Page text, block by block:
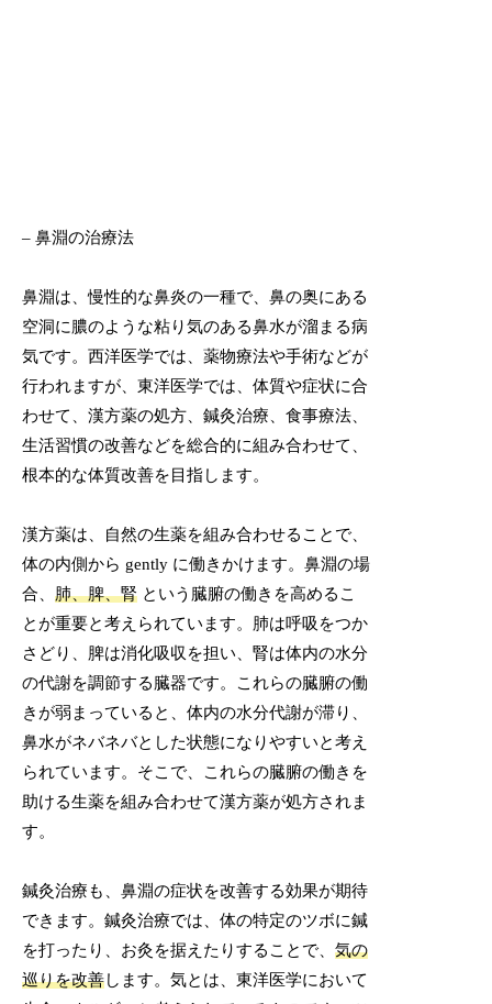
– 鼻淵の治療法
鼻淵は、慢性的な鼻炎の一種で、鼻の奥にある
空洞に膿のような粘り気のある鼻水が溜まる病
気です。西洋医学では、薬物療法や手術などが
行われますが、東洋医学では、体質や症状に合
わせて、漢方薬の処方、鍼灸治療、食事療法、
生活習慣の改善などを総合的に組み合わせて、
根本的な体質改善を目指します。
漢方薬は、自然の生薬を組み合わせることで、
体の内側から gently に働きかけます。鼻淵の場
合、肺、脾、腎 という臓腑の働きを高めるこ
とが重要と考えられています。肺は呼吸をつか
さどり、脾は消化吸収を担い、腎は体内の水分
の代謝を調節する臓器です。これらの臓腑の働
きが弱まっていると、体内の水分代謝が滞り、
鼻水がネバネバとした状態になりやすいと考え
られています。そこで、これらの臓腑の働きを
助ける生薬を組み合わせて漢方薬が処方されま
す。
鍼灸治療も、鼻淵の症状を改善する効果が期待
できます。鍼灸治療では、体の特定のツボに鍼
を打ったり、お灸を据えたりすることで、気の
巡りを改善します。気とは、東洋医学において